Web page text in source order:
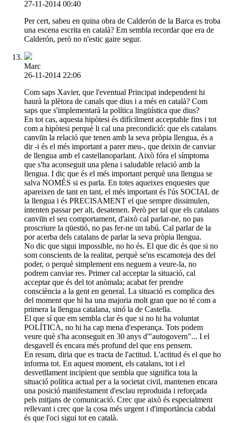
27-11-2014 00:40
Per cert, sabeu en quina obra de Calderón de la Barca es troba
una escena escrita en català? Em sembla recordar que era de
Calderón, però no n'estic gaire segur.
Marc
26-11-2014 22:06
Com saps Xavier, que l'eventual Principat independent hi
haurà la plètora de canals que dius i a més en català? Com
saps que s'implementarà la política lingüística que dius?
En tot cas, aquesta hipòtesi és difícilment acceptable fins i tot
com a hipòtesi perquè li cal una precondició: que els catalans
canviïn la relació que tenen amb la seva pròpia llengua, és a
dir -i és el més important a parer meu-, que deixin de canviar
de llengua amb el castellanoparlant. Això fóra el símptoma
que s'ha aconseguit una plena i saludable relació amb la
llengua. I dic que és el més important perquè una llengua se
salva NOMÉS si es parla. En totes aqueixes enquestes que
apareixen de tant en tant, el més important és l'ús SOCIAL de
la llengua i és PRECISAMENT el que sempre dissimulen,
intenten passar per alt, desatenen. Però per tal que els catalans
canviïn el seu comportament, d'això cal parlar-ne, no pas
proscriure la qüestió, no pas fer-ne un tabú. Cal parlar de la
por acerba dels catalans de parlar la seva pròpia llengua.
No dic que sigui impossible, no ho és. El que dic és que si no
som conscients de la realitat, perquè se'ns escamoteja des del
poder, o perquè simplement ens neguem a veure-la, no
podrem canviar res. Primer cal acceptar la situació, cal
acceptar que és del tot anòmala; acabat fer prendre
consciència a la gent en general. La situació es complica des
del moment que hi ha una majoria molt gran que no té com a
primera la llengua catalana, sinó la de Castella.
El que sí que em sembla clar és que si no hi ha voluntat
POLÍTICA, no hi ha cap mena d'esperança. Tots podem
veure què s'ha aconseguit en 30 anys d'"autogovern"... I el
desgavell és encara més profund del que ens pensem.
En resum, diria que es tracta de l'actitud. L'actitud és el que ho
informa tot. En aquest moment, els catalans, tot i el
desvetllament incipient que sembla que significa tota la
situació política actual per a la societat civil, mantenen encara
una posició manifestament d'esclau reproduida i reforçada
pels mitjans de comunicació. Crec que això és especialment
rellevant i crec que la cosa més urgent i d'importància cabdal
és que l'oci sigui tot en català.